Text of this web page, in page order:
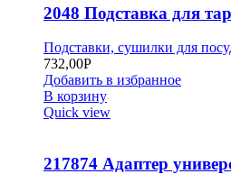
2048 Подставка для
Подставки, сушилки для
732,00Р
Добавить в избранное
В корзину
Quick view
217874 Адаптер